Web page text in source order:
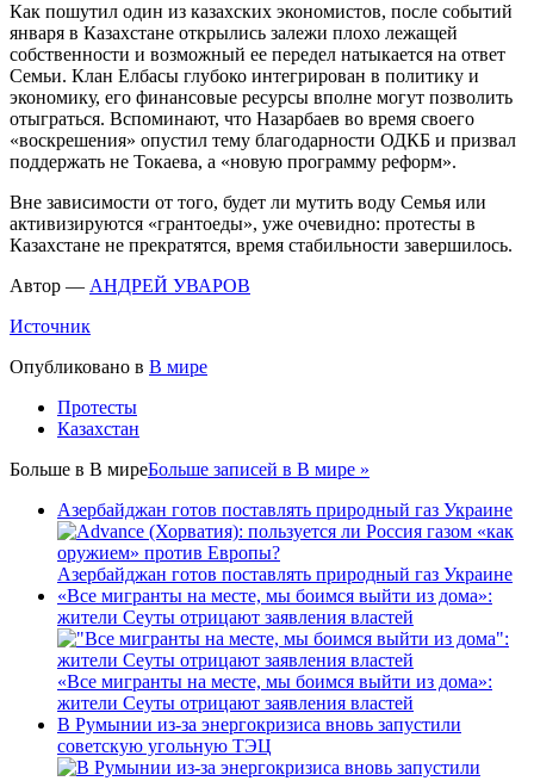
Как пошутил один из казахских экономистов, после событий
января в Казахстане открылись залежи плохо лежащей
собственности и возможный ее передел натыкается на ответ
Семьи. Клан Елбасы глубоко интегрирован в политику и
экономику, его финансовые ресурсы вполне могут позволить
отыграться. Вспоминают, что Назарбаев во время своего
«воскрешения» опустил тему благодарности ОДКБ и призвал
поддержать не Токаева, а «новую программу реформ».
Вне зависимости от того, будет ли мутить воду Семья или
активизируются «грантоеды», уже очевидно: протесты в
Казахстане не прекратятся, время стабильности завершилось.
Автор — АНДРЕЙ УВАРОВ
Источник
Опубликовано в В мире
Протесты
Казахстан
Больше в В миреБольше записей в В мире »
Азербайджан готов поставлять природный газ Украине
Азербайджан готов поставлять природный газ Украине
«Все мигранты на месте, мы боимся выйти из дома»:
жители Сеуты отрицают заявления властей
«Все мигранты на месте, мы боимся выйти из дома»:
жители Сеуты отрицают заявления властей
В Румынии из-за энергокризиса вновь запустили
советскую угольную ТЭЦ